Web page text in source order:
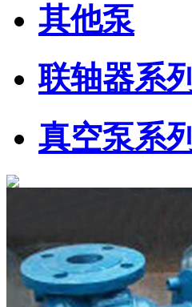
其他泵
联轴器系列
真空泵系列